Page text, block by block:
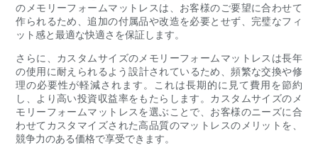
のメモリーフォームマットレスは、お客様のご要望に合わせて
作られるため、追加の付属品や改造を必要とせず、完璧なフィ
ット感と最適な快適さを保証します。
さらに、カスタムサイズのメモリーフォームマットレスは長年
の使用に耐えられるよう設​​計されているため、頻繁な交換や修
理の必要性が軽減されます。これは長期的に見て費用を節約
し、より高い投資収益率をもたらします。カスタムサイズのメ
モリーフォームマットレスを選ぶことで、お客様のニーズに合
わせてカスタマイズされた高品質のマットレスのメリットを、
競争力のある価格で享受できます。